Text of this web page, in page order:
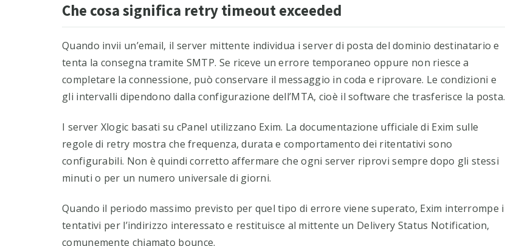
Che cosa significa retry timeout exceeded
Quando invii un’email, il server mittente individua i server di posta del dominio destinatario e
tenta la consegna tramite SMTP. Se riceve un errore temporaneo oppure non riesce a
completare la connessione, può conservare il messaggio in coda e riprovare. Le condizioni e
gli intervalli dipendono dalla configurazione dell’MTA, cioè il software che trasferisce la posta.
I server Xlogic basati su cPanel utilizzano Exim. La documentazione ufficiale di Exim sulle
regole di retry mostra che frequenza, durata e comportamento dei ritentativi sono
configurabili. Non è quindi corretto affermare che ogni server riprovi sempre dopo gli stessi
minuti o per un numero universale di giorni.
Quando il periodo massimo previsto per quel tipo di errore viene superato, Exim interrompe i
tentativi per l’indirizzo interessato e restituisce al mittente un Delivery Status Notification,
comunemente chiamato bounce.